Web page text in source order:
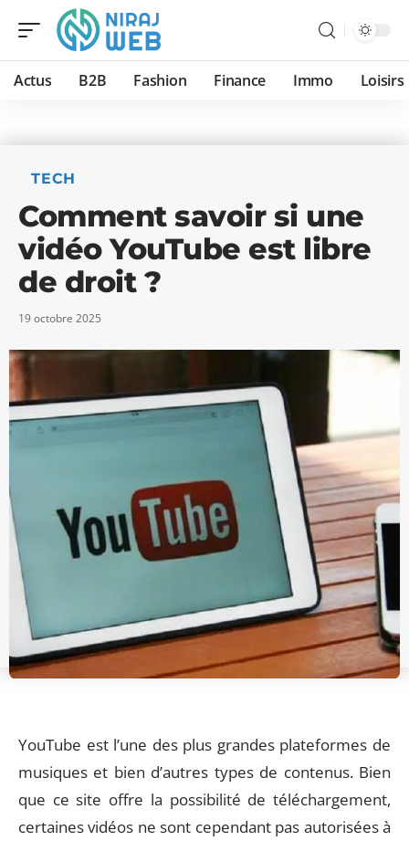
Actus B2B Fashion Finance Immo Loisirs
TECH
Comment savoir si une
vidéo YouTube est libre
de droit ?
19 octobre 2025
YouTube est l’une des plus grandes plateformes de
musiques et bien d’autres types de contenus. Bien
que ce site offre la possibilité de téléchargement,
certaines vidéos ne sont cependant pas autorisées à